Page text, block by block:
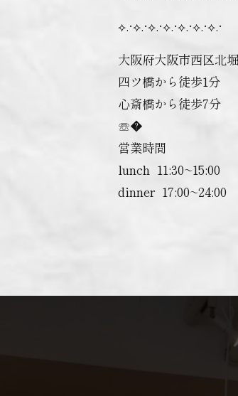
⟡.·⟡.·⟡.·⟡.·⟡.·⟡.·⟡.·
大阪府大阪市西区北
四ツ橋から徒歩1分
心斎橋から徒歩7分
☏�
営業時間
lunch ︎ 11:30~15:00
dinner ︎ 17:00~24:00